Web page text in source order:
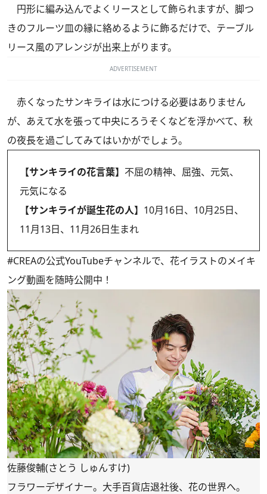
円形に編み込んでよくリースとして飾られますが、脚つ
きのフルーツ皿の縁に絡めるように飾るだけで、テーブル
リース風のアレンジが出来上がります。
ADVERTISEMENT
赤くなったサンキライは水につける必要はありません
が、あえて水を張って中央にろうそくなどを浮かべて、秋
の夜長を過ごしてみてはいかがでしょう。
【サンキライの花言葉】 不屈の精神、屈強、元気、
元気になる
【サンキライが誕生花の人】 10月16日、10月25日、
11月13日、11月26日生まれ
#CREAの公式YouTubeチャンネルで、花イラストのメイキ
ング動画を随時公開中！
佐藤俊輔(さとう しゅんすけ)
フラワーデザイナー。大手百貨店退社後、花の世界へ。